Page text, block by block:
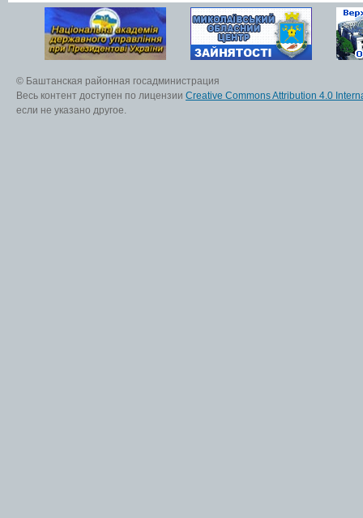
© Баштанская районная госадминистрация
Весь контент доступен по лицензии Creative Commons Attribution 4.0
если не указано другое.